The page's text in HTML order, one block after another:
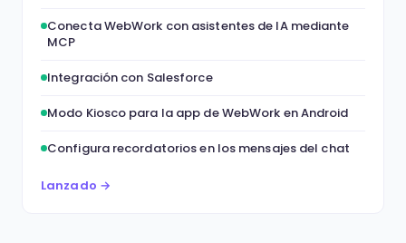
Conecta WebWork con asistentes de IA mediante
MCP
Integración con Salesforce
Modo Kiosco para la app de WebWork en Android
Configura recordatorios en los mensajes del chat
Lanzado →